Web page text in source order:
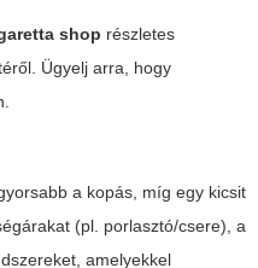
shop részletes
Ügyelj arra, hogy
a kopás, míg egy kicsit
(pl. porlasztó/csere), a
amelyekkel